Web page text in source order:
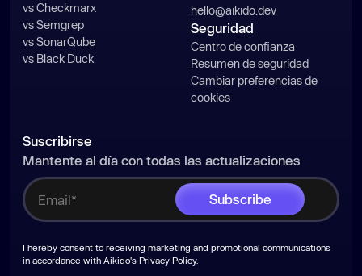
vs Checkmarx
vs Semgrep
vs SonarQube
vs Black Duck
hello@aikido.dev
Seguridad
Centro de confianza
Resumen de seguridad
Cambiar preferencias de
cookies
Suscribirse
Mantente al día con todas las actualizaciones
I hereby consent to receiving marketing and promotional communications
in accordance with Aikido's Privacy Policy.